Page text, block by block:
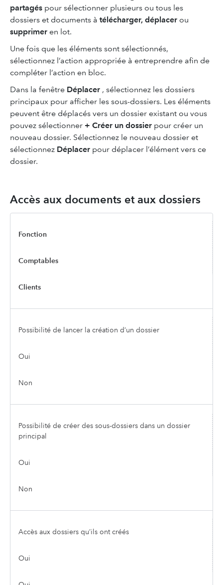
partagés pour sélectionner plusieurs ou tous les
dossiers et documents à télécharger, déplacer ou
supprimer en lot.
Une fois que les éléments sont sélectionnés,
sélectionnez l’action appropriée à entreprendre afin de
compléter l’action en bloc.
Dans la fenêtre Déplacer , sélectionnez les dossiers
principaux pour afficher les sous-dossiers. Les éléments
peuvent être déplacés vers un dossier existant ou vous
pouvez sélectionner + Créer un dossier pour créer un
nouveau dossier. Sélectionnez le nouveau dossier et
sélectionnez Déplacer pour déplacer l’élément vers ce
dossier.
Accès aux documents et aux dossiers
Fonction
Comptables
Clients
Possibilité de lancer la création d’un dossier
Oui
Non
Possibilité de créer des sous-dossiers dans un dossier
principal
Oui
Non
Accès aux dossiers qu’ils ont créés
Oui